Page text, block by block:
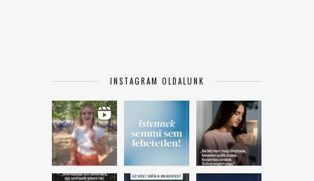
INSTAGRAM OLDALUNK